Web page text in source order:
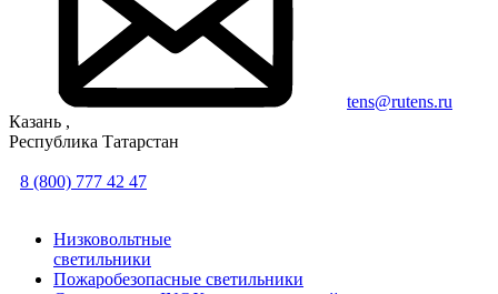
tens@rutens.ru
Казань ,
Республика Татарстан
8 (800) 777 42 47
Низковольтные
светильники
Пожаробезопасные светильники